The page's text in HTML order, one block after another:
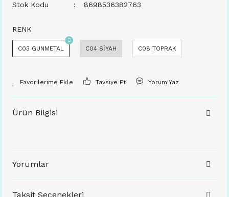
Stok Kodu
8698536382763
RENK
C03 GUNMETAL C04 SİYAH C08 TOPRAK
Tavsiye Et Yorum Yaz
Ürün Bilgisi
Yorumlar
Taksit Seçenekleri